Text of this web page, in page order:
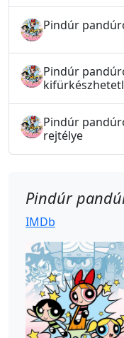
Pindúr
Pindúr
Pindúr
rejtélye
Pindúr
IMDb